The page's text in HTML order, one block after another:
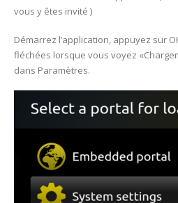
vous y êtes invité )
Démarrez l’application, appuyez sur
fléchées lorsque vous voyez
dans Paramètres.